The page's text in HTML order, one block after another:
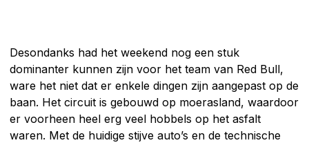
Desondanks had het weekend nog een stuk
dominanter kunnen zijn voor het team van Red Bull,
ware het niet dat er enkele dingen zijn aangepast op de
baan. Het circuit is gebouwd op moerasland, waardoor
er voorheen heel erg veel hobbels op het asfalt
waren. Met de huidige stijve auto’s en de technische